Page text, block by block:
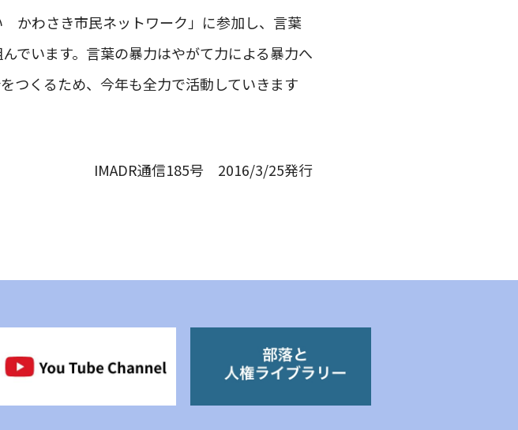
かわさき市民ネットワーク」に参加し、言葉
でいます。言葉の暴力はやがて力による暴力へ
つくるため、今年も全力で活動していきます
IMADR通信185号 2016/3/25発行